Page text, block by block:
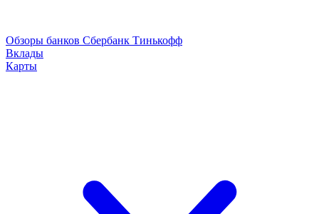
Обзоры банков Сбербанк Тинькофф
Вклады
Карты